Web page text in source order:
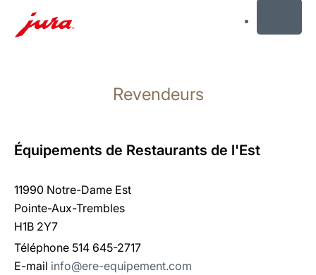
recherche
Revendeurs
Équipements de Restaurants de l'Est
11990 Notre-Dame Est
Pointe-Aux-Trembles
H1B 2Y7
Téléphone 514 645-2717
E-mail info@ere-equipement.com